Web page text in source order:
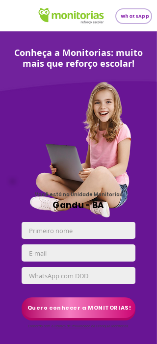
WhatsApp
Conheça a Monitorias: muito
mais que reforço escolar!
Você está na Unidade Monitorias
Gandu - BA
Quero conhecer a MONITORIAS!
Concordo com a Política de Privacidade da Franquia Monitorias.